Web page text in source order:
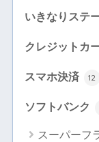
いきなりステ
クレジットカ
スマホ決済 12
ソフトバンク
スーパーフ